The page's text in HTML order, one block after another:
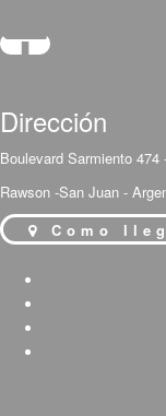
Dirección
Boulevard Sarmiento
Rawson -San Juan -
Como